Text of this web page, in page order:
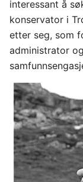
interessant å
konservator i
etter seg, som
administrator